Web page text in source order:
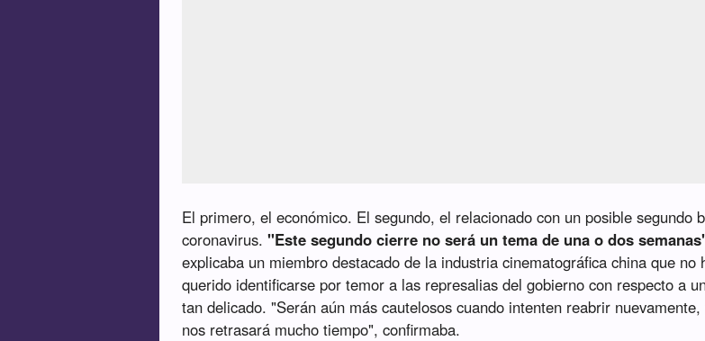
El primero, el económico. El segundo, el relacionado con un posible segundo
coronavirus."Este segundo cierre no será un tema de una o dos
explicaba un miembro destacado de la industria cinematográfica china que no
querido identificarse por temor a las represalias del gobierno con respecto a
tan delicado. "Serán aún más cautelosos cuando intenten reabrir
nos retrasará mucho tiempo", confirmaba.